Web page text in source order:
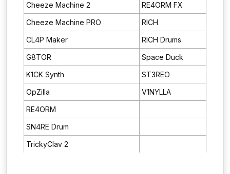
Cheeze Machine 2
RE4ORM FX
Cheeze Machine PRO
RICH
CL4P Maker
RICH Drums
G8TOR
Space Duck
K1CK Synth
ST3REO
OpZilla
V1NYLLA
RE4ORM
SN4RE Drum
TrickyClav 2